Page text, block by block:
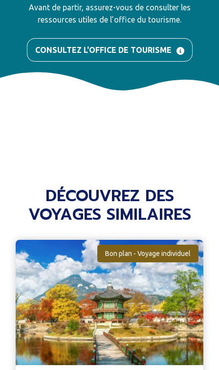
Avant de partir, assurez-vous de consulter les
ressources utiles de l’office du tourisme.
CONSULTEZ L'OFFICE DE TOURISME
DÉCOUVREZ DES
VOYAGES SIMILAIRES
Bon plan - Voyage individuel